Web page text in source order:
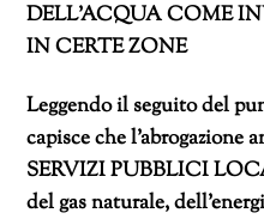
DELL’ACQUA COME
IN CERTE ZONE
Leggendo il seguito del
capisce che
SERVIZI PUBBLICI
del gas naturale,